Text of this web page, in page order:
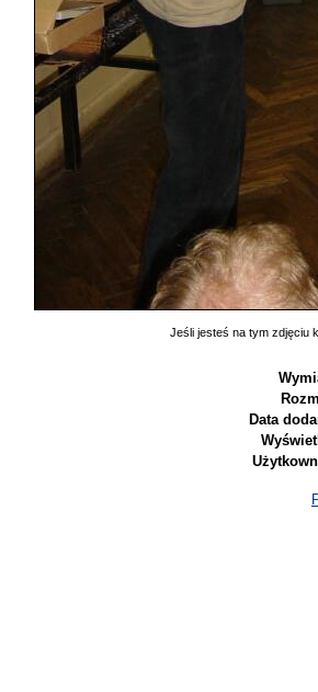
Jeśli jesteś na tym zdjęciu
Data